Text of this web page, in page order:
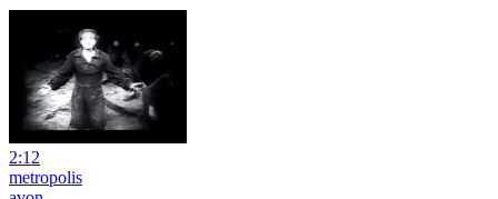
2:12
metropolis